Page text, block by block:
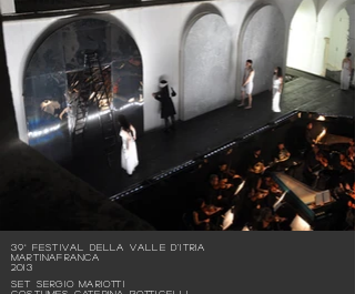
39° Festival della Valle d'Itria
Martinafranca
2013
SET Sergio Mariotti